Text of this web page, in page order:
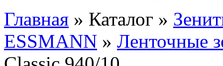
Главная » Каталог »
ESSMANN » Ленточные